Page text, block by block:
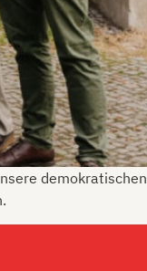
demokratischen